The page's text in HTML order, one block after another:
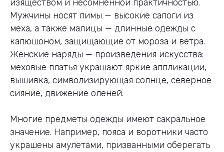
изяществом и несомненной практичностью.
Мужчины носят пимы — высокие сапоги из
меха, а также малицы — длинные одежды с
капюшоном, защищающие от мороза и ветра.
Женские наряды — произведения искусства:
меховые платья украшают яркие аппликации,
вышивка, символизирующая солнце, северное
сияние, движение оленей.
Многие предметы одежды имеют сакральное
значение. Например, пояса и воротники часто
украшены амулетами, призванными оберегать